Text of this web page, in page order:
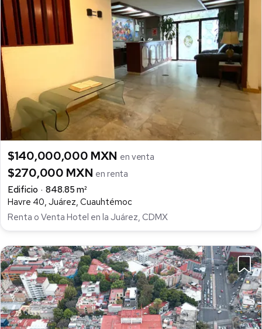
$140,000,000 MXN en venta
$270,000 MXN en renta
Edificio
848.85 m²
Havre 40, Juárez, Cuauhtémoc
Renta o Venta Hotel en la Juárez, CDMX